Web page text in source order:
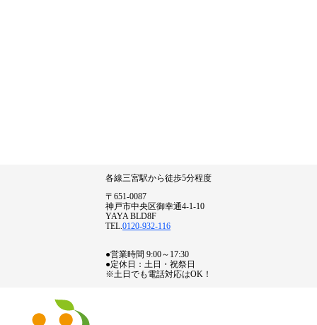
各線三宮駅から徒歩5分程度
〒651-0087
神戸市中央区御幸通4-1-10
YAYA BLD8F
TEL. 0120-932-116
●営業時間 9:00～17:30
●定休日：土日・祝祭日
※土日でも電話対応はOK！